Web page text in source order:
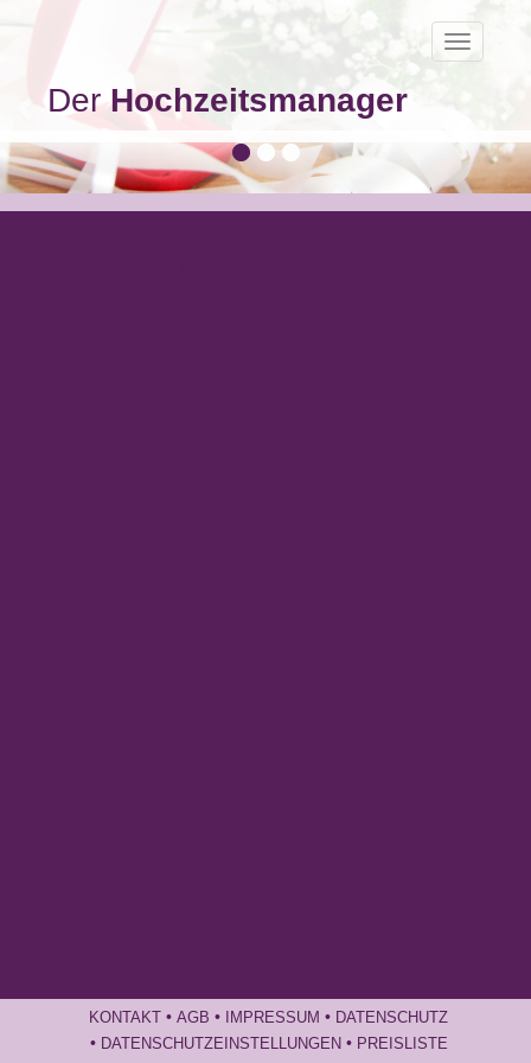
Toggle
DerHochzeitsmanager
KONTAKT • AGB • IMPRESSUM • DATENSCHUTZ
• DATENSCHUTZEINSTELLUNGEN • PREISLISTE